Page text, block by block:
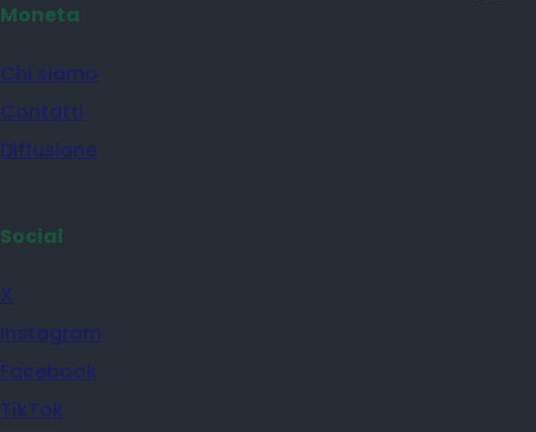
Moneta
Chi siamo
Contatti
Diffusione
Social
X
Instagram
Facebook
TikTok